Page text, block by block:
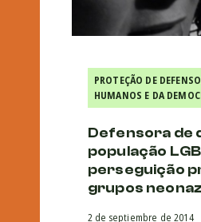
PROTEÇÃO DE
HUMANOS E DA
Defensora de
população
perseguição
grupos
2 de septiembre de 2014